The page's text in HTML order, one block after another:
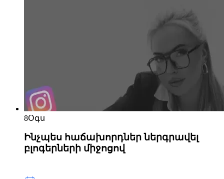
8Օգս
Ինչպես հաճախորդներ ներգրավել
բլոգերների միջոցով